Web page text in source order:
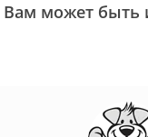
Вам может быть